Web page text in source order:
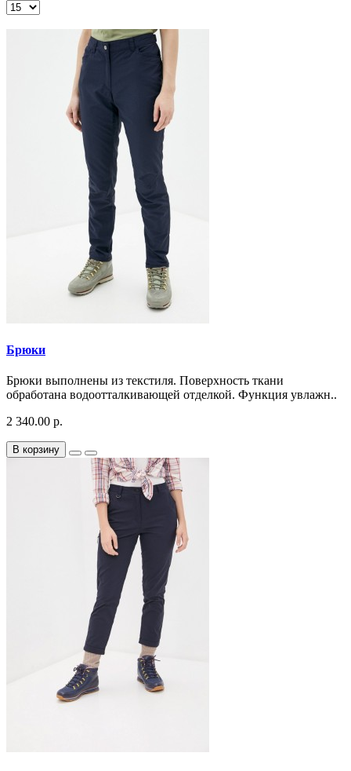
Брюки
Брюки выполнены из текстиля. Поверхность ткани
обработана водоотталкивающей отделкой. Функция увлажн..
2 340.00 р.
В корзину